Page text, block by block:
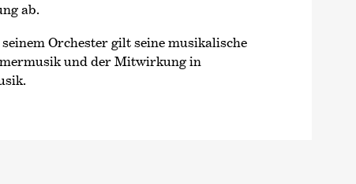
ab.
Orchester gilt seine musikalische
und der Mitwirkung in